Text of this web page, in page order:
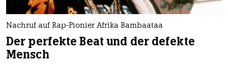
Nachruf auf Rap-Pionier Afrika Bambaataa
Der perfekte Beat und der defekte
Mensch